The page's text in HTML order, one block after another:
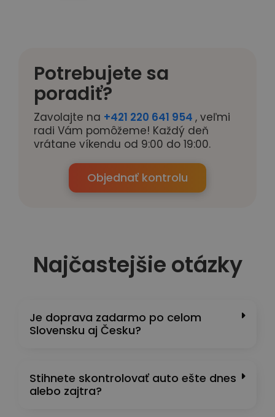
Potrebujete sa
poradiť?
Zavolajte na +421 220 641 954 , veľmi
radi Vám pomôžeme! Každý deň
vrátane víkendu od 9:00 do 19:00.
Objednať kontrolu
Najčastejšie otázky
Je doprava zadarmo po celom
Slovensku aj Česku?
Stihnete skontrolovať auto ešte dnes
alebo zajtra?